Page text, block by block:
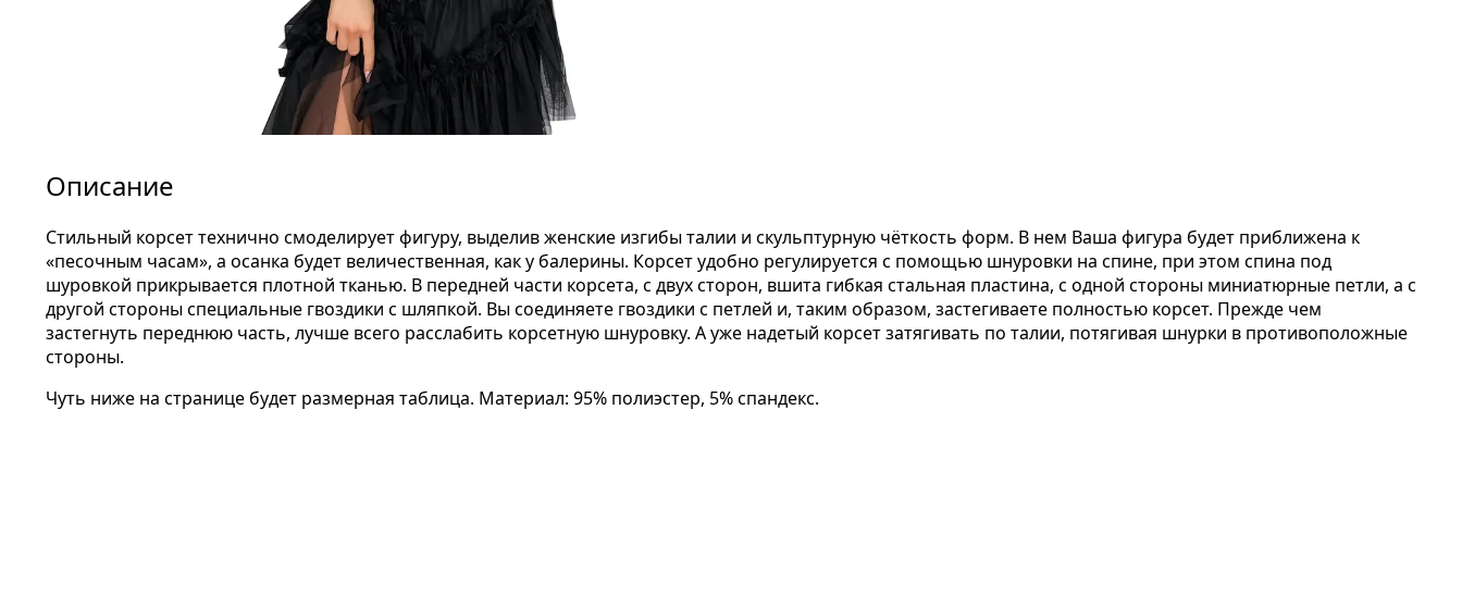
Описание
Стильный корсет технично смоделирует фигуру, выделив женские изгибы талии и скульптурную чёткость форм. В нем Ваша фигура будет приближена к
«песочным часам», а осанка будет величественная, как у балерины. Корсет удобно регулируется с помощью шнуровки на спине, при этом спина под
шуровкой прикрывается плотной тканью. В передней части корсета, с двух сторон, вшита гибкая стальная пластина, с одной стороны миниатюрные петли, а с
другой стороны специальные гвоздики с шляпкой. Вы соединяете гвоздики с петлей и, таким образом, застегиваете полностью корсет. Прежде чем
застегнуть переднюю часть, лучше всего расслабить корсетную шнуровку. А уже надетый корсет затягивать по талии, потягивая шнурки в противоположные
стороны.
Чуть ниже на странице будет размерная таблица. Материал: 95% полиэстер, 5% спандекс.